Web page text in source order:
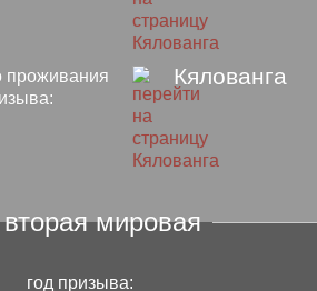
проживания
Кялованга
вторая мировая
год призыва: